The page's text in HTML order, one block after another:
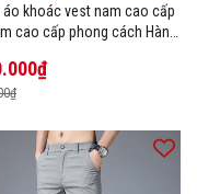
áo khoác vest nam cao cấp
cao cấp phong cách Hàn